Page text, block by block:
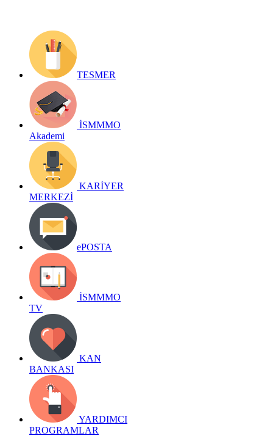
TESMER
İSMMMO
Akademi
KARİYER
MERKEZİ
ePOSTA
İSMMMO
TV
KAN
BANKASI
YARDIMCI
PROGRAMLAR